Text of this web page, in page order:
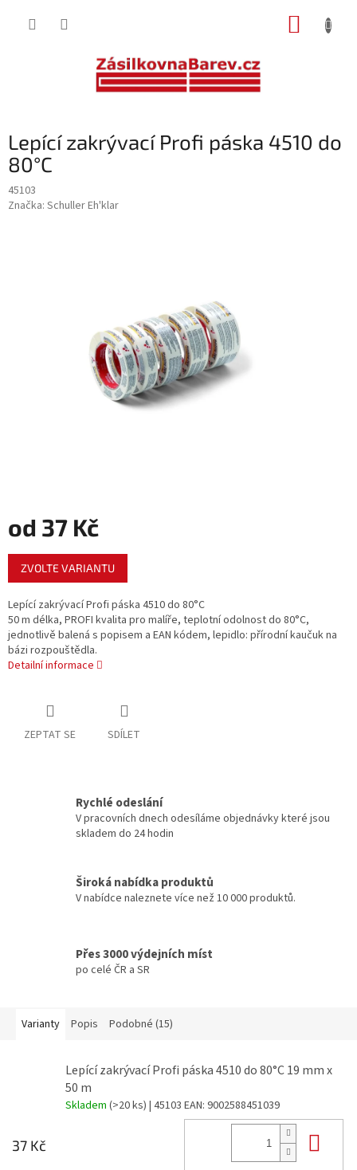
Lepící zakrývací Profi páska 4510 do
80°C
45103
Značka: Schuller Eh'klar
od 37 Kč
Měrná
cena:
ZVOLTE VARIANTU
Lepící zakrývací Profi páska 4510 do 80°C
50 m délka, PROFI kvalita pro malíře, teplotní odolnost do 80°C,
jednotlivě balená s popisem a EAN kódem, lepidlo: přírodní kaučuk na
bázi rozpouštědla.
Detailní informace
ZEPTAT SE SDÍLET
Rychlé odeslání
V pracovních dnech odesíláme objednávky které jsou
skladem do 24 hodin
Široká nabídka produktů
V nabídce naleznete více než 10 000 produktů.
Přes 3000 výdejních míst
po celé ČR a SR
Varianty Popis Podobné (15)
Lepící zakrývací Profi páska 4510 do 80°C 19 mm x
50 m
Skladem (>20 ks) | 45103 EAN: 9002588451039
37 Kč